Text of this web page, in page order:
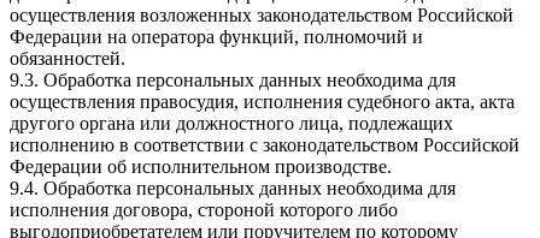
осуществления возложенных законодательством Российской
Федерации на оператора функций, полномочий и
обязанностей.
9.3. Обработка персональных данных необходима для
осуществления правосудия, исполнения судебного акта, акта
другого органа или должностного лица, подлежащих
исполнению в соответствии с законодательством Российской
Федерации об исполнительном производстве.
9.4. Обработка персональных данных необходима для
исполнения договора, стороной которого либо
выгодоприобретателем или поручителем по которому